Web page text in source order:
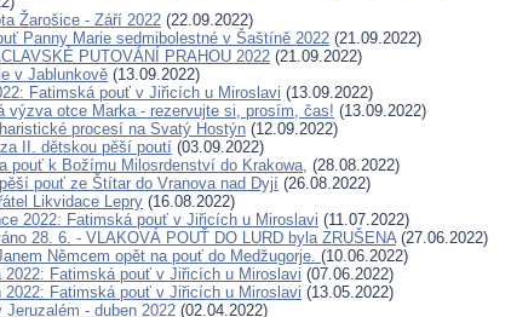
Žarošice - Září 2022 (22.09.2022)
Panny Marie sedmibolestné v Šaštíně 2022 (21.09.2022)
PUTOVÁNÍ PRAHOU 2022 (21.09.2022)
v Jablunkově (13.09.2022)
Fatimská pouť v Jiřicích u Miroslavi (13.09.2022)
výzva otce Marka - rezervujte si, prosím, čas! (13.09.2022)
procesí na Svatý Hostýn (12.09.2022)
II. dětskou pěší poutí (03.09.2022)
pouť k Božímu Milosrdenství do Krakowa, (28.08.2022)
pěší pouť ze Štítar do Vranova nad Dyjí (26.08.2022)
Likvidace Lepry (16.08.2022)
2022: Fatimská pouť v Jiřicích u Miroslavi (11.07.2022)
28. 6. - VLAKOVÁ POUŤ DO LURD byla ZRUŠENA(27.06.2022)
Němcem opět na pouť do Medžugorje. (10.06.2022)
2022: Fatimská pouť v Jiřicích u Miroslavi (07.06.2022)
2022: Fatimská pouť v Jiřicích u Miroslavi (13.05.2022)
Jeruzalém - duben 2022 (02.04.2022)